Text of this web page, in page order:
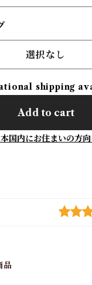
選択なし
shipping
Add to cart
国内にお住まいの方
品